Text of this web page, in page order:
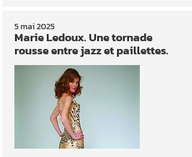
5 mai 2025
Marie Ledoux. Une tornade
rousse entre jazz et paillettes.